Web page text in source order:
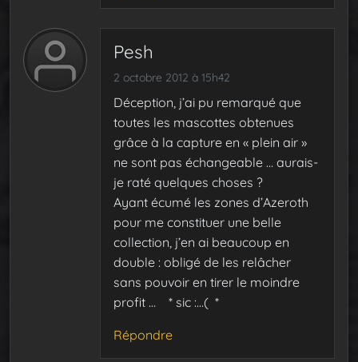
Pesh
2 octobre 2012 à 15h42
Déception, j’ai pu remarqué que
toutes les mascottes obtenues
grâce à la capture en « plein air »
ne sont pas échangeable … aurais-
je raté quelques choses ?
Ayant écumé les zones d’Azeroth
pour me constituer une belle
collection, j’en ai beaucoup en
double : obligé de les relâcher
sans pouvoir en tirer le moindre
profit … * sic :…( *
Répondre